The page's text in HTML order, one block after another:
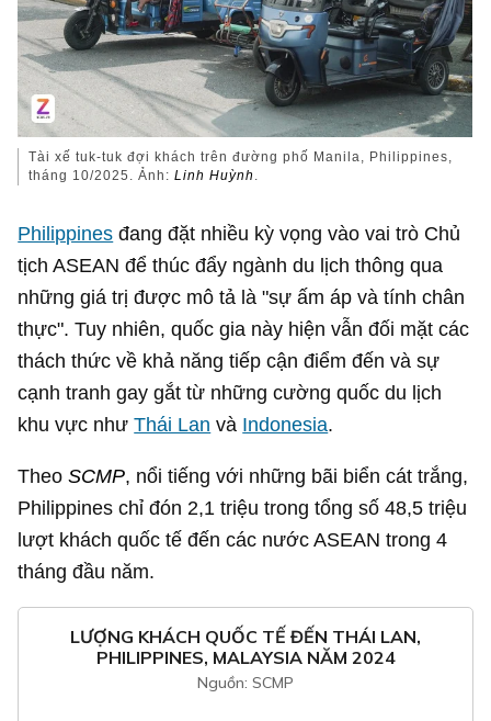
Tài xế tuk-tuk đợi khách trên đường phố Manila, Philippines,
tháng 10/2025. Ảnh:Linh Huỳnh .
Philippines đang đặt nhiều kỳ vọng vào vai trò Chủ
tịch ASEAN để thúc đẩy ngành du lịch thông qua
những giá trị được mô tả là "sự ấm áp và tính chân
thực". Tuy nhiên, quốc gia này hiện vẫn đối mặt các
thách thức về khả năng tiếp cận điểm đến và sự
cạnh tranh gay gắt từ những cường quốc du lịch
khu vực nhưThái Lan và Indonesia.
TheoSCMP, nổi tiếng với những bãi biển cát trắng,
Philippines chỉ đón 2,1 triệu trong tổng số 48,5 triệu
lượt khách quốc tế đến các nước ASEAN trong 4
tháng đầu năm.
LƯỢNG KHÁCH QUỐC TẾ ĐẾN THÁI LAN,
PHILIPPINES, MALAYSIA NĂM 2024
Nguồn: SCMP